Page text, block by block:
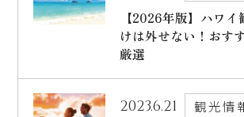
【2026年版】ハワ
けは外せない！おす
厳選
2023.6.21
観光情